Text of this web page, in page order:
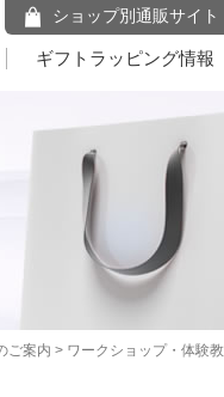
ショップ別通販サイト
ギフトラッピング情報
ご案内 > ワークショップ・体験